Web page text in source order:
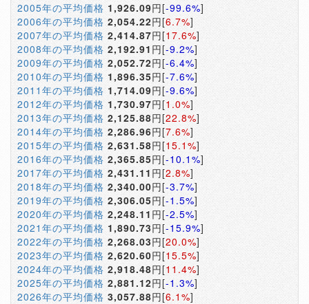
2005年の平均価格 1,926.09円[-99.6%]
2006年の平均価格 2,054.22円[6.7%]
2007年の平均価格 2,414.87円[17.6%]
2008年の平均価格 2,192.91 円[-9.2%]
2009年の平均価格 2,052.72円[-6.4%]
2010年の平均価格 1,896.35円[-7.6%]
2011年の平均価格 1,714.09円[-9.6%]
2012年の平均価格 1,730.97円[1.0%]
2013年の平均価格 2,125.88円[22.8%]
2014年の平均価格 2,286.96円[7.6%]
2015年の平均価格 2,631.58円[15.1%]
2016年の平均価格 2,365.85円[-10.1%]
2017年の平均価格 2,431.11 円[2.8%]
2018年の平均価格 2,340.00円[-3.7%]
2019年の平均価格 2,306.05円[-1.5%]
2020年の平均価格 2,248.11 円[-2.5%]
2021年の平均価格 1,890.73円[-15.9%]
2022年の平均価格 2,268.03円[20.0%]
2023年の平均価格 2,620.60円[15.5%]
2024年の平均価格 2,918.48円[11.4%]
2025年の平均価格 2,881.12円[-1.3%]
2026年の平均価格 3,057.88円[6.1%]